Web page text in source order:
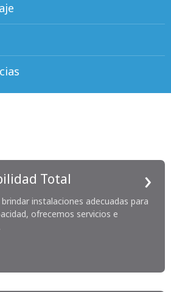
Total ›
instalaciones adecuadas para
ofrecemos servicios e